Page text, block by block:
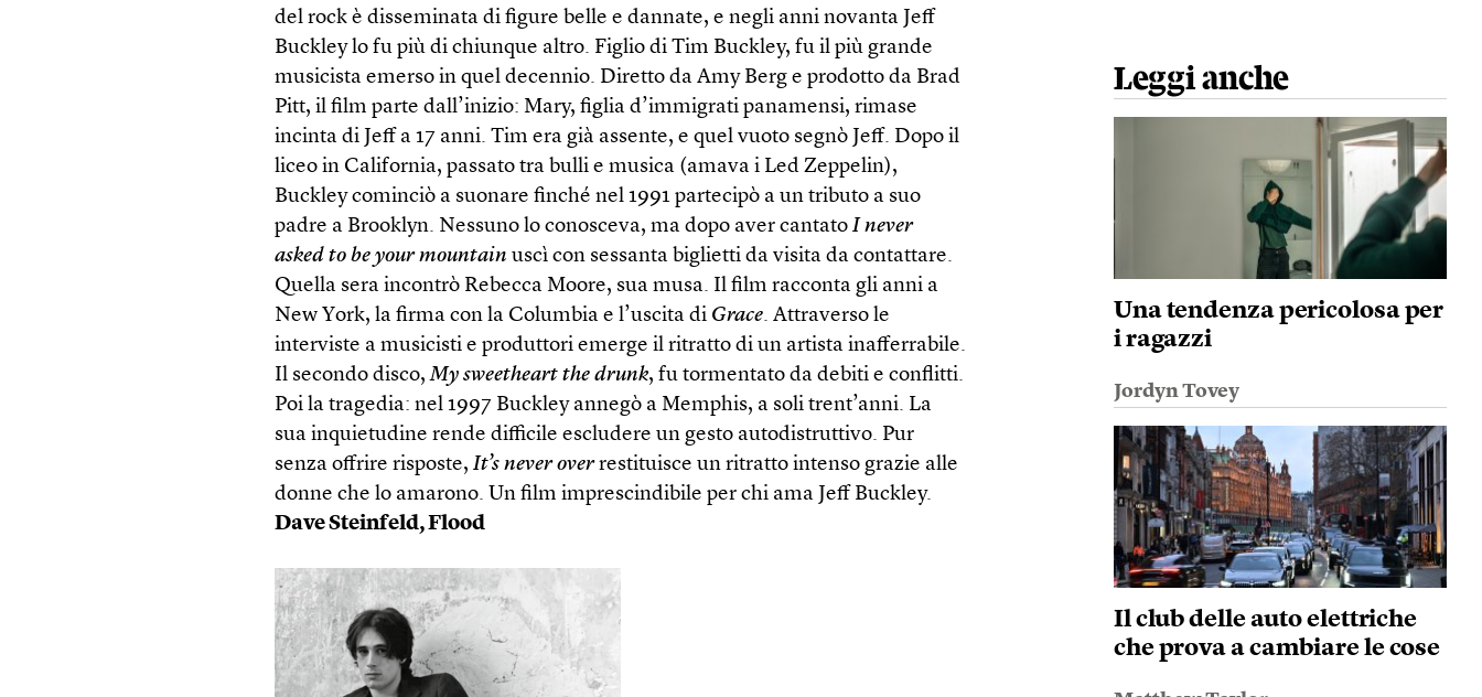
del rock è disseminata di figure belle e dannate, e negli anni novanta Jeff
Buckley lo fu più di chiunque altro. Figlio di Tim Buckley, fu il più grande
musicista emerso in quel decennio. Diretto da Amy Berg e prodotto da Brad
Pitt, il film parte dall’inizio: Mary, figlia d’immigrati panamensi, rimase
incinta di Jeff a 17 anni. Tim era già assente, e quel vuoto segnò Jeff. Dopo il
liceo in California, passato tra bulli e musica (amava i Led Zeppelin),
Buckley cominciò a suonare finché nel 1991 partecipò a un tributo a suo
padre a Brooklyn. Nessuno lo conosceva, ma dopo aver cantatoI never
asked to be your mountain uscì con sessanta biglietti da visita da contattare.
Quella sera incontrò Rebecca Moore, sua musa. Il film racconta gli anni a
New York, la firma con la Columbia e l’uscita di Grace. Attraverso le
interviste a musicisti e produttori emerge il ritratto di un artista inafferrabile.
Il secondo disco,My sweetheart the drunk, fu tormentato da debiti e conflitti.
Poi la tragedia: nel 1997 Buckley annegò a Memphis, a soli trent’anni. La
sua inquietudine rende difficile escludere un gesto autodistruttivo. Pur
senza offrire risposte,It’s never overrestituisce un ritratto intenso grazie alle
donne che lo amarono. Un film imprescindibile per chi ama Jeff Buckley.
Dave Steinfeld, Flood
Leggi anche
Una tendenza pericolosa per
i ragazzi
Jordyn Tovey
Il club delle auto elettriche
che prova a cambiare le cose